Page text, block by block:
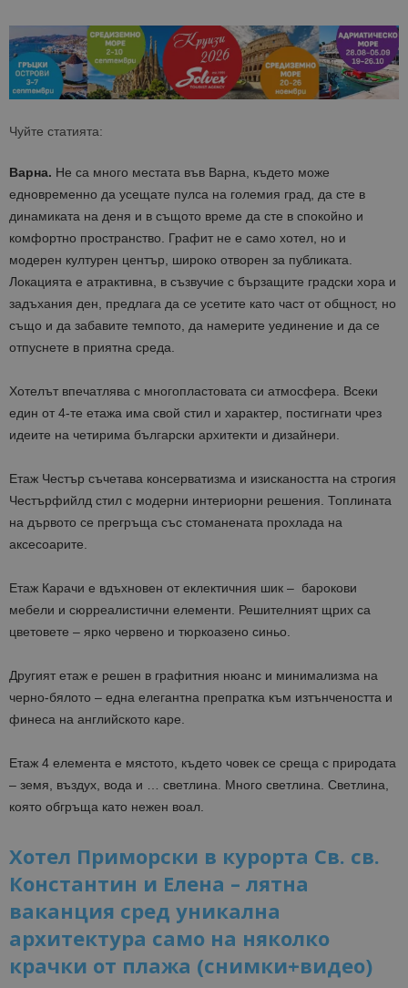
Чуйте статията:
Варна. Не са много местата във Варна, където може
едновременно да усещате пулса на големия град, да сте в
динамиката на деня и в същото време да сте в спокойно и
комфортно пространство. Графит не е само хотел, но и
модерен културен център, широко отворен за публиката.
Локацията е атрактивна, в съзвучие с бързащите градски хора и
задъхания ден, предлага да се усетите като част от общност, но
също и да забавите темпото, да намерите уединение и да се
отпуснете в приятна среда.
Хотелът впечатлява с многопластовата си атмосфера. Всеки
един от 4-те етажа има свой стил и характер, постигнати чрез
идеите на четирима български архитекти и дизайнери.
Етаж Честър съчетава консерватизма и изискаността на строгия
Честърфийлд стил с модерни интериорни решения. Топлината
на дървото се прегръща със стоманената прохлада на
аксесоарите.
Етаж Карачи е вдъхновен от еклектичния шик – барокови
мебели и сюрреалистични елементи. Решителният щрих са
цветовете – ярко червено и тюркоазено синьо.
Другият етаж е решен в графитния нюанс и минимализма на
черно-бялото – една елегантна препратка към изтънчеността и
финеса на английското каре.
Етаж 4 елемента е мястото, където човек се среща с природата
– земя, въздух, вода и … светлина. Много светлина. Светлина,
която обгръща като нежен воал.
Хотел Приморски в курорта Св. св.
Константин и Елена – лятна
ваканция сред уникална
архитектура само на няколко
крачки от плажа (снимки+видео)